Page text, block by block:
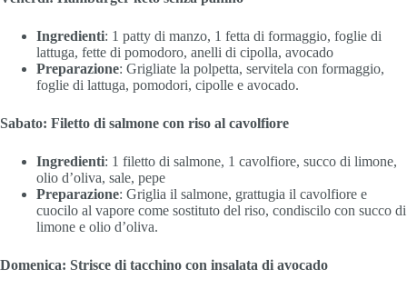
Ingredienti: 1 patty di manzo, 1 fetta di formaggio, foglie di
lattuga, fette di pomodoro, anelli di cipolla, avocado
Preparazione: Grigliate la polpetta, servitela con formaggio,
foglie di lattuga, pomodori, cipolle e avocado.
Sabato: Filetto di salmone con riso al cavolfiore
Ingredienti: 1 filetto di salmone, 1 cavolfiore, succo di limone,
olio d’oliva, sale, pepe
Preparazione: Griglia il salmone, grattugia il cavolfiore e
cuocilo al vapore come sostituto del riso, condiscilo con succo di
limone e olio d’oliva.
Domenica: Strisce di tacchino con insalata di avocado